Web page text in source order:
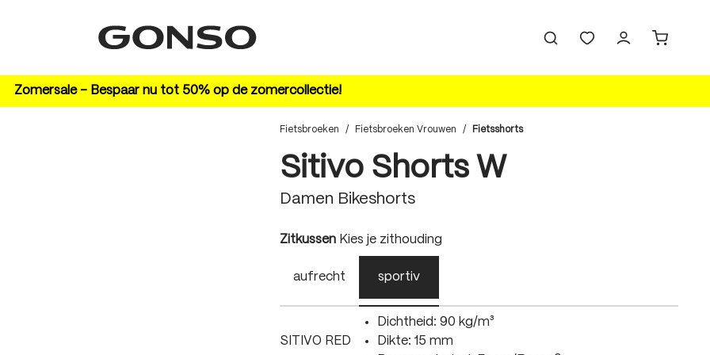
Zomersale – Bespaar nu tot 50% op de zomercollectie!
Fietsbroeken / Fietsbroeken Vrouwen / Fietsshorts
Sitivo Shorts W
Damen Bikeshorts
Zitkussenauswählen
Kies je zithouding
aufrecht sportiv
SITIVO RED
Dichtheid: 90 kg/m³
Dikte: 15 mm